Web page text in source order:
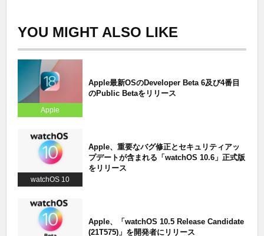
YOU MIGHT ALSO LIKE
Apple
Apple最新OSのDeveloper Beta 6及び4番目
のPublic Betaをリリース
watchOS 10
Apple、重要なバグ修正とセキュリティアッ
プデートが含まれる「watchOS 10.6」正式版
をリリース
Apple、「watchOS 10.5 Release Candidate
(21T575)」を開発者にリリース